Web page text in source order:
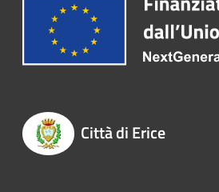
Città di Erice